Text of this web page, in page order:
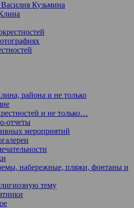
Кузьмина
района и не только
и не только…
отчеты
мероприятий
набережные, пляжи, фонтаны и
тему